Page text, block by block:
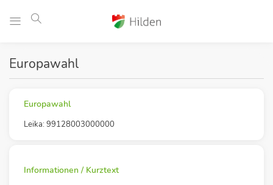
Europawahl
Europawahl
Leika: 99128003000000
Informationen / Kurztext